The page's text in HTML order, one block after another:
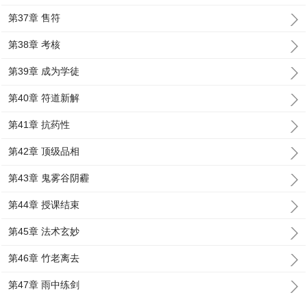
第37章 售符
第38章 考核
第39章 成为学徒
第40章 符道新解
第41章 抗药性
第42章 顶级品相
第43章 鬼雾谷阴霾
第44章 授课结束
第45章 法术玄妙
第46章 竹老离去
第47章 雨中练剑